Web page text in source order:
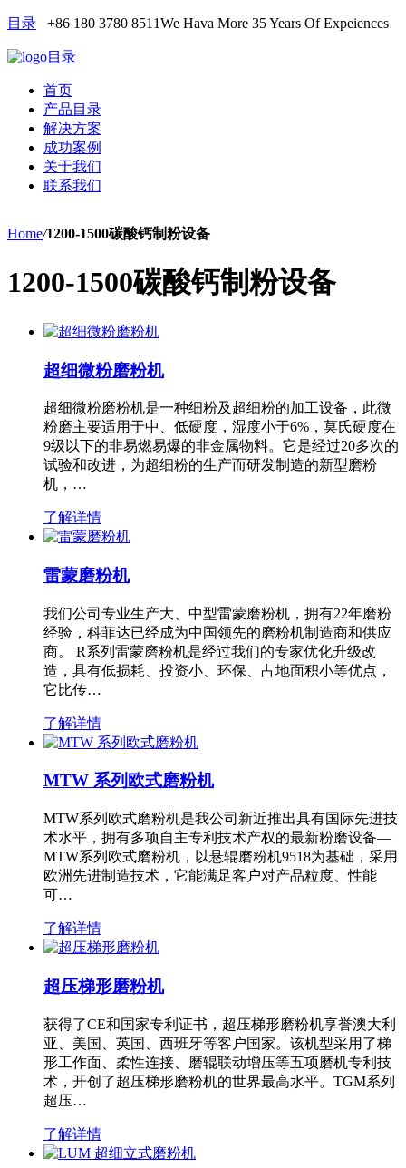
目录 +86 180 3780 8511We Hava More 35 Years Of Expeiences
目录
首页
产品目录
解决方案
成功案例
关于我们
联系我们
Home/1200-1500碳酸钙制粉设备
1200-1500碳酸钙制粉设备
超细微粉磨粉机
超细微粉磨粉机是一种细粉及超细粉的加工设备，此微
粉磨主要适用于中、低硬度，湿度小于6%，莫氏硬度在
9级以下的非易燃易爆的非金属物料。它是经过20多次的
试验和改进，为超细粉的生产而研发制造的新型磨粉
机，…
了解详情
雷蒙磨粉机
我们公司专业生产大、中型雷蒙磨粉机，拥有22年磨粉
经验，科菲达已经成为中国领先的磨粉机制造商和供应
商。 R系列雷蒙磨粉机是经过我们的专家优化升级改
造，具有低损耗、投资小、环保、占地面积小等优点，
它比传…
了解详情
MTW 系列欧式磨粉机
MTW系列欧式磨粉机是我公司新近推出具有国际先进技
术水平，拥有多项自主专利技术产权的最新粉磨设备—
MTW系列欧式磨粉机，以悬辊磨粉机9518为基础，采用
欧洲先进制造技术，它能满足客户对产品粒度、性能
可…
了解详情
超压梯形磨粉机
获得了CE和国家专利证书，超压梯形磨粉机享誉澳大利
亚、美国、英国、西班牙等客户国家。该机型采用了梯
形工作面、柔性连接、磨辊联动增压等五项磨机专利技
术，开创了超压梯形磨粉机的世界最高水平。TGM系列
超压…
了解详情